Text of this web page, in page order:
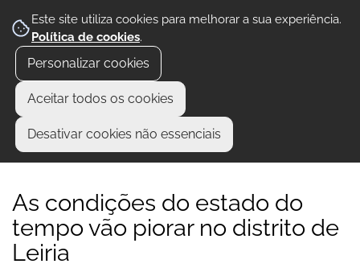
Este site utiliza cookies para melhorar a sua experiência.
Política de cookies.
Personalizar cookies
Aceitar todos os cookies
Desativar cookies não essenciais
As condições do estado do
tempo vão piorar no distrito de
Leiria